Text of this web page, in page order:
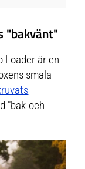
"bakvänt"
Loader är en
smala
"bak-och-